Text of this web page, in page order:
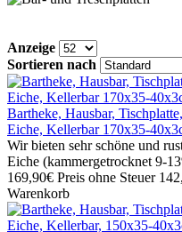
Anzeige
Sortieren nach
Bartheke, Hausbar,
Eiche, Kellerbar 170x35-
Wir bieten sehr schöne und
Eiche (kammergetrocknet 9-
169,90€ Preis ohne Steuer
Warenkorb